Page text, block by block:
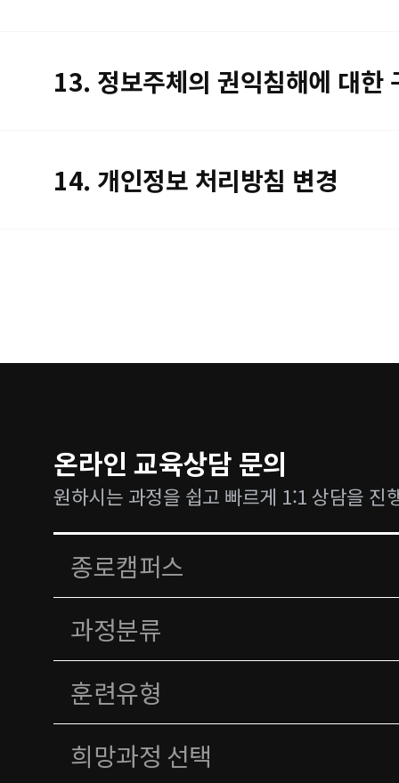
13. 정보주체의 권익침해에 대한
14. 개인정보 처리방침 변경
온라인 교육상담 문의
원하시는 과정을 쉽고 빠르게 1:1 상담을 진